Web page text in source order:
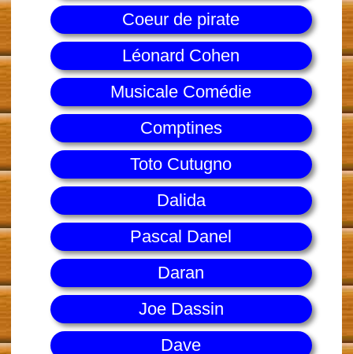
Coeur de pirate
Léonard Cohen
Musicale Comédie
Comptines
Toto Cutugno
Dalida
Pascal Danel
Daran
Joe Dassin
Dave